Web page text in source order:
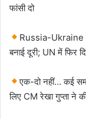
फांसी दो
Russia-Ukraine
बनाई दूरी; UN में फिर
​एक-दो नहीं… कई
लिए CM रेखा गुप्ता ने